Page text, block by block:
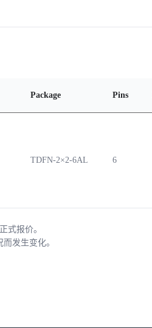
Package Pins
TDFN-2×2-6AL 6
式报价。
发生变化。